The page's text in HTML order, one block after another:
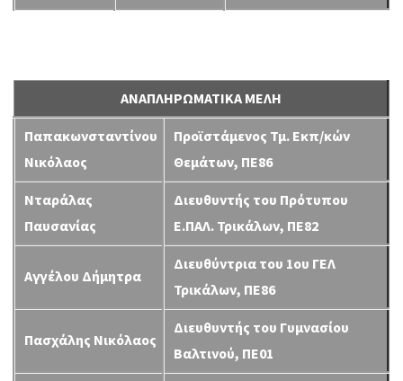
ΑΝΑΠΛΗΡΩΜΑΤΙΚΑ ΜΕΛΗ
Παπακωνσταντίνου
Νικόλαος
Προϊστάμενος Τμ. Εκπ/κών
Θεμάτων, ΠΕ86
Νταράλας
Παυσανίας
Διευθυντής του Πρότυπου
Ε.ΠΑΛ. Τρικάλων, ΠΕ82
Αγγέλου Δήμητρα
Διευθύντρια του 1ου ΓΕΛ
Τρικάλων, ΠΕ86
Πασχάλης Νικόλαος
Διευθυντής του Γυμνασίου
Βαλτινού, ΠΕ01